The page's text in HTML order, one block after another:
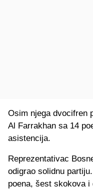
Osim njega dvocifren
Al Farrakhan sa 14
asistencija.
Reprezentativac
odigrao solidnu
poena, šest skokova